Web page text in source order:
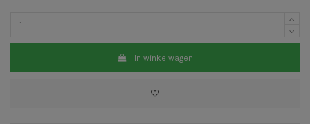
In winkelwagen